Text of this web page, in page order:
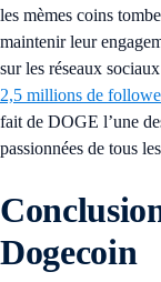
les mèmes coins
maintenir leur
sur les réseaux
2,5 millions de
fait de DOGE l’une
passionnées de tous
Dogecoin